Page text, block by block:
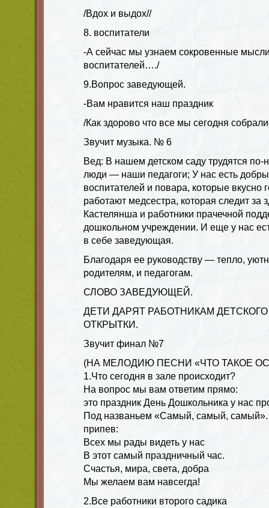
/Вдох и выдох//
8. воспитатели
-А сейчас мы узнаем сокровенные
воспитателей…./
9.Вопрос заведующей.
-Вам нравится наш праздник
/Как здорово что все мы сегодня
Звучит музыка. № 6
Вед: В нашем детском саду трудятся по-
люди — наши педагоги; У нас есть
воспитателей и повара, которые вкусно
работают медсестра, которая следит за
Кастелянша и работники прачечной
дошкольном учреждении. И еще у нас
в себе заведующая.
Благодаря ее руководству — тепло,
родителям, и педагогам.
СЛОВО ЗАВЕДУЮЩЕЙ.
ДЕТИ ДАРЯТ РАБОТНИКАМ
ОТКРЫТКИ.
Звучит финал №7
(НА МЕЛОДИЮ ПЕСНИ «ЧТО ТАКОЕ
1.Что сегодня в зале происходит?
На вопрос мы вам ответим прямо:
это праздник День Дошкольника у нас
Под названьем «Самый, самый, самый».
припев:
Всех мы рады видеть у нас
В этот самый праздничный час.
Счастья, мира, света, добра
Мы желаем вам навсегда!
2.Все работники второго садика